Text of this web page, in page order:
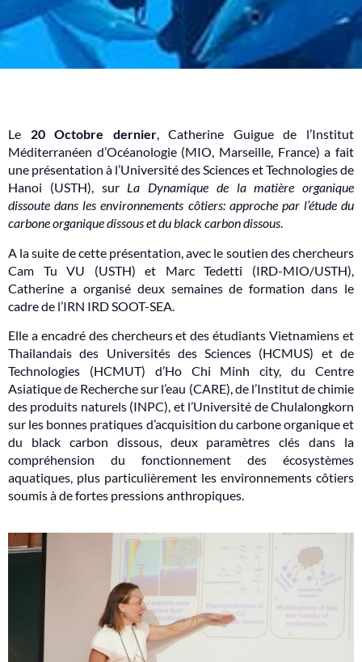
Le 20 Octobre dernier, Catherine Guigue de l’Institut
Méditerranéen d’Océanologie (MIO, Marseille, France) a fait
une présentation à l’Université des Sciences et Technologies de
Hanoi (USTH), sur La Dynamique de la matière organique
dissoute dans les environnements côtiers: approche par l’étude du
carbone organique dissous et du black carbon dissous.
A la suite de cette présentation, avec le soutien des chercheurs
Cam Tu VU (USTH) et Marc Tedetti (IRD-MIO/USTH),
Catherine a organisé deux semaines de formation dans le
cadre de l’IRN IRD SOOT-SEA.
Elle a encadré des chercheurs et des étudiants Vietnamiens et
Thailandais des Universités des Sciences (HCMUS) et de
Technologies (HCMUT) d’Ho Chi Minh city, du Centre
Asiatique de Recherche sur l’eau (CARE), de l’Institut de chimie
des produits naturels (INPC), et l’Université de Chulalongkorn
sur les bonnes pratiques d’acquisition du carbone organique et
du black carbon dissous, deux paramètres clés dans la
compréhension du fonctionnement des écosystèmes
aquatiques, plus particulièrement les environnements côtiers
soumis à de fortes pressions anthropiques.